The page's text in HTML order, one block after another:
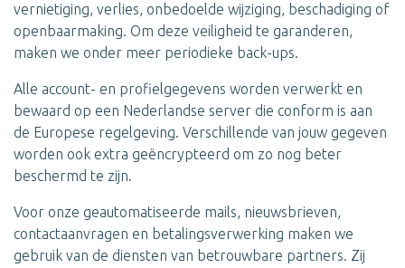
vernietiging, verlies, onbedoelde wijziging, beschadiging of
openbaarmaking. Om deze veiligheid te garanderen,
maken we onder meer periodieke back-ups.
Alle account- en profielgegevens worden verwerkt en
bewaard op een Nederlandse server die conform is aan
de Europese regelgeving. Verschillende van jouw gegeven
worden ook extra geëncrypteerd om zo nog beter
beschermd te zijn.
Voor onze geautomatiseerde mails, nieuwsbrieven,
contactaanvragen en betalingsverwerking maken we
gebruik van de diensten van betrouwbare partners. Zij